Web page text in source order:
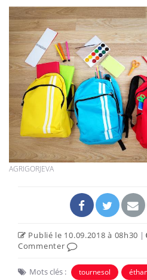
AGRIGORJEVA
Publié le 10.09.2018 à 08h30 |
Commenter
Mots clés : tournesol